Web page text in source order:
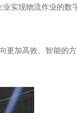
实现物流作业的数
更加高效、智能的